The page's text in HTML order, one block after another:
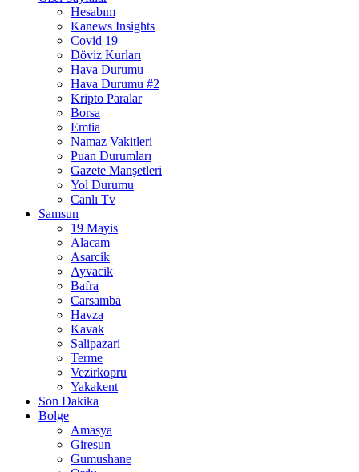
Hesabım
Kanews Insights
Covid 19
Döviz Kurları
Hava Durumu
Hava Durumu #2
Kripto Paralar
Borsa
Emtia
Namaz Vakitleri
Puan Durumları
Gazete Manşetleri
Yol Durumu
Canlı Tv
Samsun
19 Mayis
Alacam
Asarcik
Ayvacik
Bafra
Carsamba
Havza
Kavak
Salipazari
Terme
Vezirkopru
Yakakent
Son Dakika
Bolge
Amasya
Giresun
Gumushane